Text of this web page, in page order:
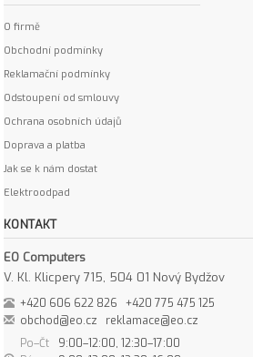
O firmě
Obchodní podmínky
Reklamační podmínky
Odstoupení od smlouvy
Ochrana osobních údajů
Doprava a platba
Jak se k nám dostat
Elektroodpad
KONTAKT
EO Computers
V. Kl. Klicpery 715, 504 01 Nový Bydžov
+420 606 622 826
+420 775 475 125
obchod@eo.cz
reklamace@eo.cz
Po–Čt
9:00–12:00, 12:30–17:00